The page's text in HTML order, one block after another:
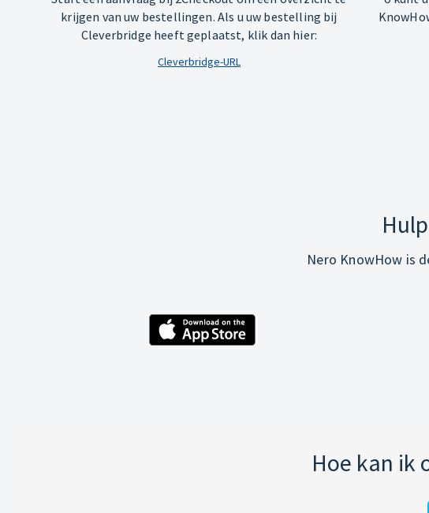
krijgen van uw bestellingen. Als u uw bestelling bij
Cleverbridge heeft geplaatst, klik dan hier:
Cleverbridge-URL
Nero KnowHow is
Hoe kan ik